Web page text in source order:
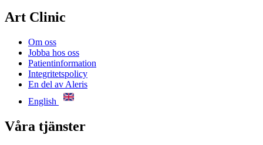
Art Clinic
Om oss
Jobba hos oss
Patientinformation
Integritetspolicy
En del av Aleris
English
Våra tjänster